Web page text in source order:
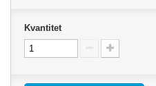
Kvantitet